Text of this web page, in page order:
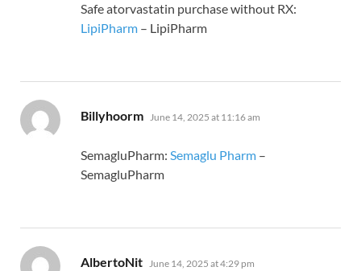
Safe atorvastatin purchase without RX:
LipiPharm – LipiPharm
Billyhoorm says:
June 14, 2025 at 11:16 am
SemagluPharm: Semaglu Pharm –
SemagluPharm
AlbertoNit says:
June 14, 2025 at 4:29 pm